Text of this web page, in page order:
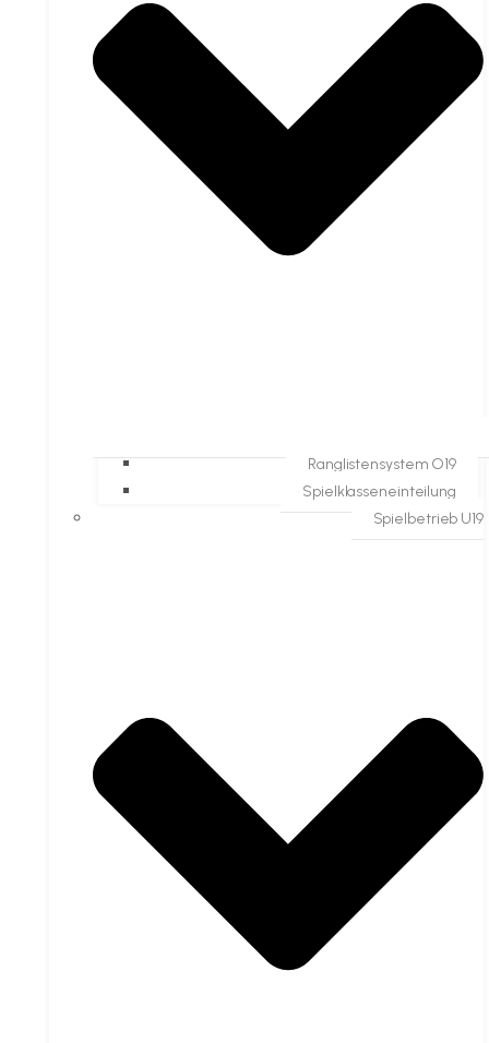
Ranglistensystem O19
Spielklasseneinteilung
Spielbetrieb U19